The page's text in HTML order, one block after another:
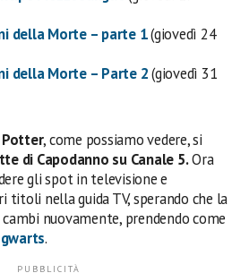
della Morte – parte 1(giovedì 24
della Morte – Parte 2(giovedì 31
Potter, come possiamo vedere, si
di Capodanno su Canale 5.Ora
gli spot in televisione e
titoli nella guida TV, sperando che la
nuovamente, prendendo come
.